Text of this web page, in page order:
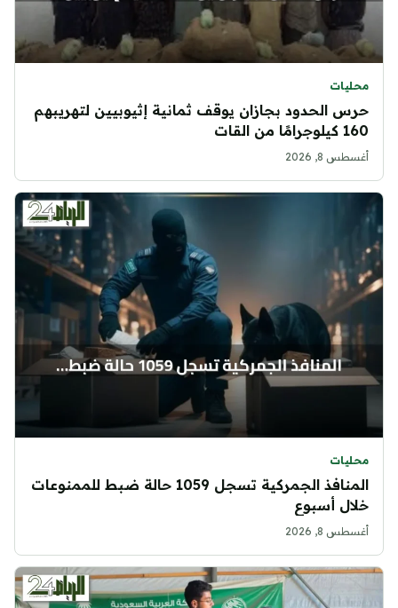
محليات
حرس الحدود بجازان يوقف ثمانية إثيوبيين لتهريبهم
160 كيلوجرامًا من القات
أغسطس 8, 2026
محليات
المنافذ الجمركية تسجل 1059 حالة ضبط للممنوعات
خلال أسبوع
أغسطس 8, 2026